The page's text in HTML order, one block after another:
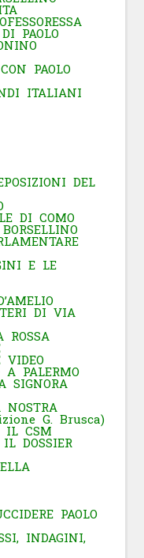
PAOLO
PAOLO
ITALIANI
DEL
DI COMO
E LE
DI VIA
ROSSA
VIDEO
A PALERMO
SIGNORA
G. Brusca)
IL CSM
DOSSIER
PAOLO
INDAGINI,